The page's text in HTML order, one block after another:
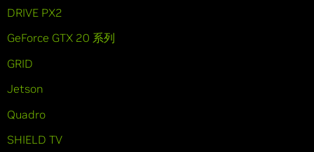
DRIVE PX2
GeForce GTX 20 系列
GRID
Jetson
Quadro
SHIELD TV